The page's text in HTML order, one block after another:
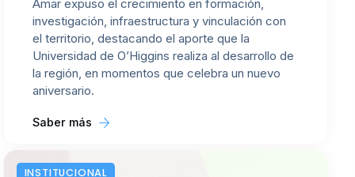
Amar expuso el crecimiento en formación,
investigación, infraestructura y vinculación con
el territorio, destacando el aporte que la
Universidad de O’Higgins realiza al desarrollo de
la región, en momentos que celebra un nuevo
aniversario.
Saber más
INSTITUCIONAL